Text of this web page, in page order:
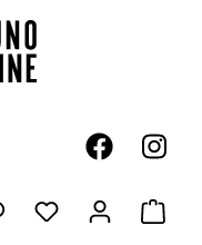
Du hast 0